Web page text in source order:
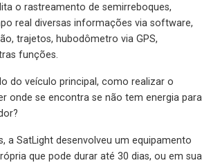
o rastreamento de semirreboques,
real diversas informações via software,
trajetos, hubodômetro via GPS,
funções.
do veículo principal, como realizar o
onde se encontra se não tem energia para
a SatLight desenvolveu um equipamento
que pode durar até 30 dias, ou em sua